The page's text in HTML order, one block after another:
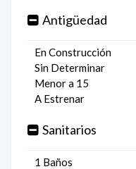
Antigüedad
En Construcción
Sin Determinar
Menor a 15
A Estrenar
Sanitarios
1 Baños